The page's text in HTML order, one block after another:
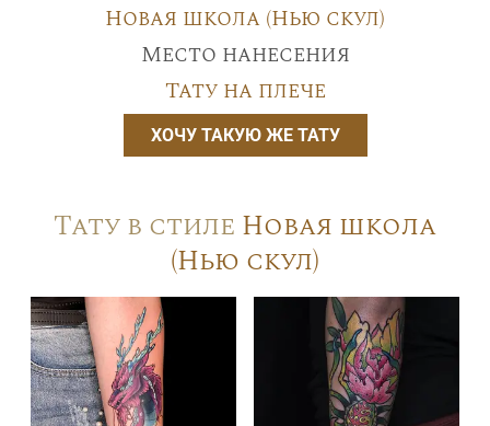
Новая школа (Нью скул)
Место нанесения
Тату на плече
ХОЧУ ТАКУЮ ЖЕ ТАТУ
Тату в стиле Новая школа
(Нью скул)